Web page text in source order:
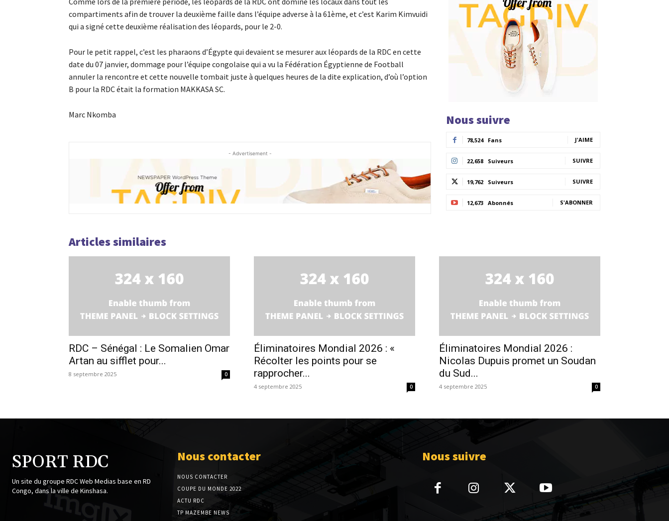
compartiments afin de trouver la deuxième faille dans l’équipe adverse à la 61ème, et c’est Karim Kimvuidi
qui a signé cette deuxième réalisation des léopards, pour le 2-0.
Pour le petit rappel, c’est les pharaons d’Égypte qui devaient se mesurer aux léopards de la RDC en cette
date du 07 janvier, dommage pour l’équipe congolaise qui a vu la Fédération Égyptienne de Football
annuler la rencontre et cette nouvelle tombait juste à quelques heures de la dite explication, d’où l’option
B pour la RDC était la formation MAKKASA SC.
Marc Nkomba
- Advertisement -
Nous suivre
78,524 Fans J'AIME
22,658 Suiveurs SUIVRE
19,762 Suiveurs SUIVRE
12,673 Abonnés S'ABONNER
Articles similaires
RDC – Sénégal : Le Somalien Omar
Artan au sifflet pour...
8 septembre 2025 0
Éliminatoires Mondial 2026 : «
Récolter les points pour se
rapprocher...
4 septembre 2025 0
Éliminatoires Mondial 2026 :
Nicolas Dupuis promet un Soudan
du Sud...
4 septembre 2025 0
SPORT RDC
Un site du groupe RDC Web Medias base en RD
Congo, dans la ville de Kinshasa.
Nous contacter
NOUS CONTACTER
COUPE DU MONDE 2022
ACTU RDC
TP MAZEMBE NEWS
Nous suivre